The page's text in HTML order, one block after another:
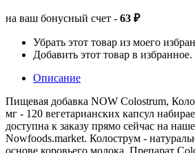
на ваш бонусный счет - 63 ₽
Убрать этот товар из моего
Добавить этот товар в избранное.
Описание
Пищевая добавка NOW Colostrum,
мг - 120 вегетарианских капсул
доступна к заказу прямо сейчас на
Nowfoods.market. Колострум -